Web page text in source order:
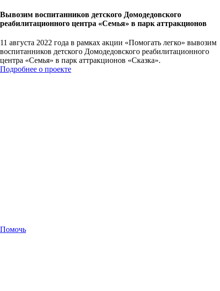
Вывозим воспитанников детского Домодедовского
реабилитационного центра «Семья» в парк аттракционов
11 августа 2022 года в рамках акции «Помогать легко» вывозим
воспитанников детского Домодедовского реабилитационного
центра «Семья» в парк аттракционов «Сказка».
Подробнее о проекте
Помочь